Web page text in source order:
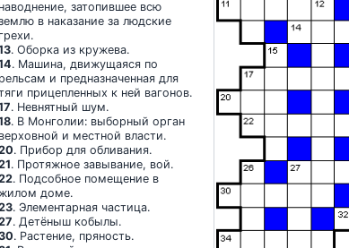
наводнение, затопившее всю
в наказание за людские
грехи.
. Оборка из кружева.
. Машина, движущаяся по
рельсам и предназначенная для
прицепленных к ней вагонов.
. Невнятный шум.
. В Монголии: выборный орган
верховной и местной власти.
. Прибор для обливания.
. Протяжное завывание, вой.
. Подсобное помещение в
доме.
. Элементарная частица.
. Детёныш кобылы.
. Растение, пряность.